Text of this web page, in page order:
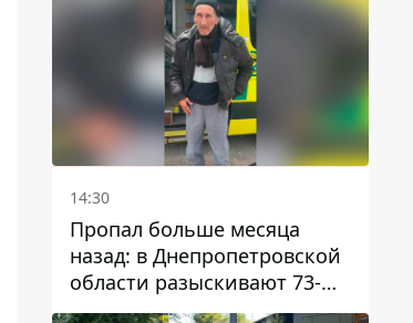
14:30
Пропал больше месяца
назад: в Днепропетровской
области разыскивают 73-
летнего мужчину